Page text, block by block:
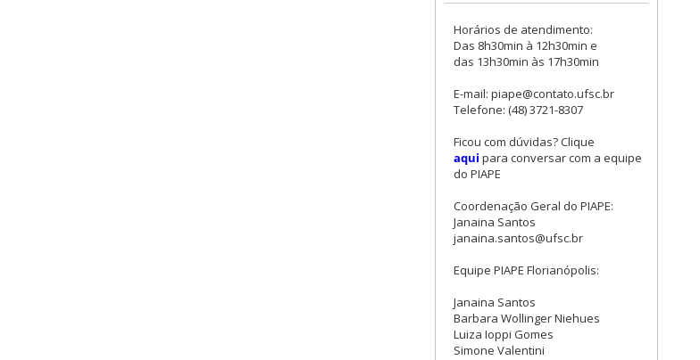
Horários de atendimento:
Das 8h30min à 12h30min e
das 13h30min às 17h30min
E-mail: piape@contato.ufsc.br
Telefone: (48) 3721-8307
Ficou com dúvidas? Clique
aqui para conversar com a equipe
do PIAPE
Coordenação Geral do PIAPE:
Janaina Santos
janaina.santos@ufsc.br
Equipe PIAPE Florianópolis:
Janaina Santos
Barbara Wollinger Niehues
Luiza Ioppi Gomes
Simone Valentini